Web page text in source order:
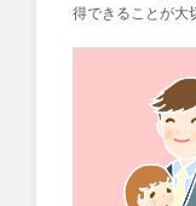
得できることが大